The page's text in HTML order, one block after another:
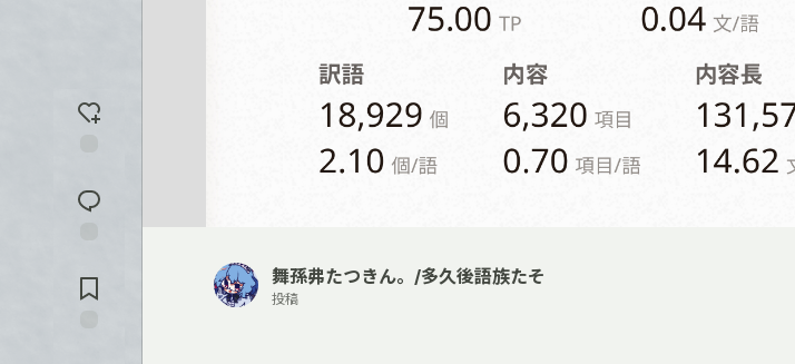
応
を
メ
ン
舞孫弗たつきん。/多久後語族たそ
投稿